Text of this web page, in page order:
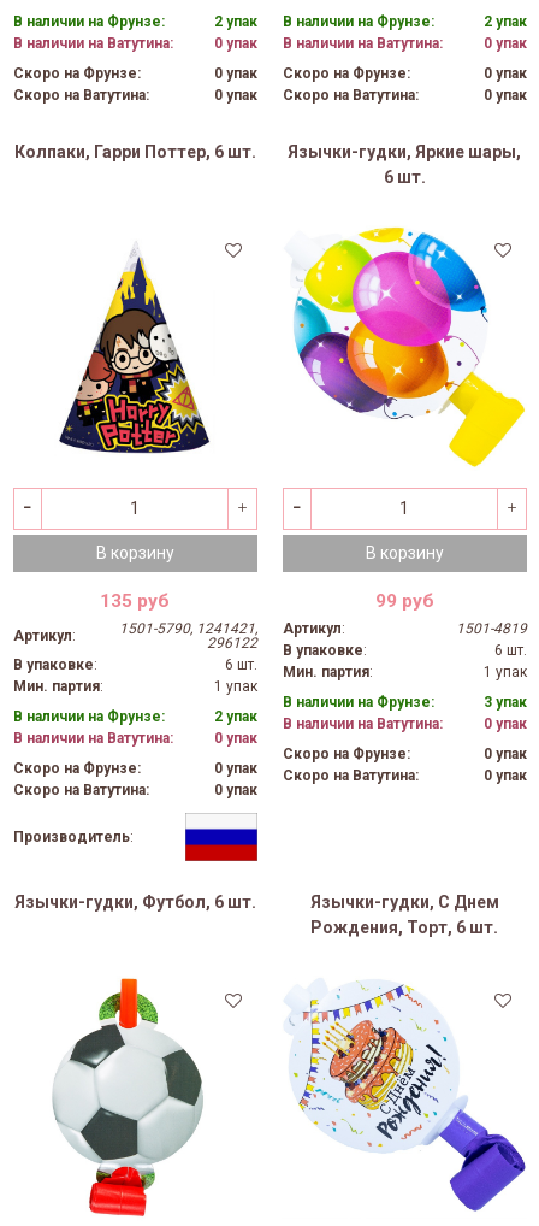
В наличии на Фрунзе:
2 упак
В наличии на Ватутина:
0 упак
Скоро на Фрунзе:
0 упак
Скоро на Ватутина:
0 упак
В наличии на Фрунзе:
2 упак
В наличии на Ватутина:
0 упак
Скоро на Фрунзе:
0 упак
Скоро на Ватутина:
0 упак
Колпаки, Гарри Поттер, 6 шт.
В корзину
135 руб
Артикул:
1501-5790, 1241421,
296122
В упаковке:
6 шт.
Мин. партия:
1 упак
В наличии на Фрунзе:
2 упак
В наличии на Ватутина:
0 упак
Скоро на Фрунзе:
0 упак
Скоро на Ватутина:
0 упак
Производитель:
Язычки-гудки, Яркие шары,
6 шт.
В корзину
99 руб
Артикул:
1501-4819
В упаковке:
6 шт.
Мин. партия:
1 упак
В наличии на Фрунзе:
3 упак
В наличии на Ватутина:
0 упак
Скоро на Фрунзе:
0 упак
Скоро на Ватутина:
0 упак
Язычки-гудки, Футбол, 6 шт.
Язычки-гудки, С Днем
Рождения, Торт, 6 шт.